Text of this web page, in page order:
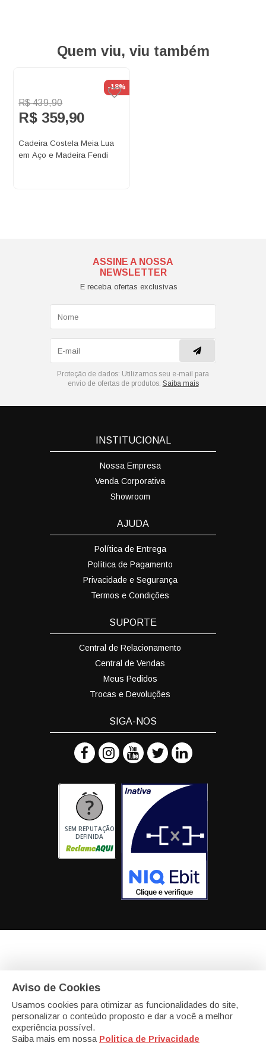
Quem viu, viu também
-18%
R$ 439,90
R$ 359,90
Cadeira Costela Meia Lua
em Aço e Madeira Fendi
ASSINE A NOSSA
NEWSLETTER
E receba ofertas exclusivas
Proteção de dados: Utilizamos seu e-mail para
envio de ofertas de produtos. Saiba mais
INSTITUCIONAL
Nossa Empresa
Venda Corporativa
Showroom
AJUDA
Política de Entrega
Política de Pagamento
Privacidade e Segurança
Termos e Condições
SUPORTE
Central de Relacionamento
Central de Vendas
Meus Pedidos
Trocas e Devoluções
SIGA-NOS
SEM REPUTAÇÃO
DEFINIDA
SP - SP CEP: 06696-060
eCadeiras - Filial - Biomater Bioplásticos Com. Imp. Exp.
LtdaCNPJ: 13.589.504/0008-07R. Cristovam de Vita, 260 Galpão 9
Aviso de Cookies
Usamos cookies para otimizar as funcionalidades do site,
personalizar o conteúdo proposto e dar a você a melhor
experiência possível.
Saiba mais em nossa Politica de Privacidade